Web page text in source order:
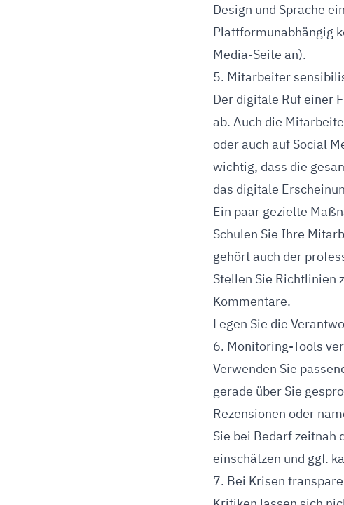
Design und Sprache
Plattformunabhängig
Media-Seite an).
5. Mitarbeiter
Der digitale Ruf einer
ab. Auch die
oder auch auf Social
wichtig, dass die
das digitale
Ein paar gezielte
Schulen Sie Ihre
gehört auch der
Stellen Sie Richtlinien
Kommentare.
Legen Sie die
6. Monitoring-Tools
Verwenden Sie
gerade über Sie
Rezensionen oder
Sie bei Bedarf zeitnah
einschätzen und ggf.
7. Bei Krisen